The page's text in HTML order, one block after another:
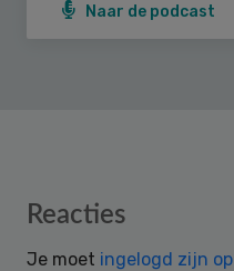
Naar de podcast
Reader
Reacties
Je moet ingelogd zijn op